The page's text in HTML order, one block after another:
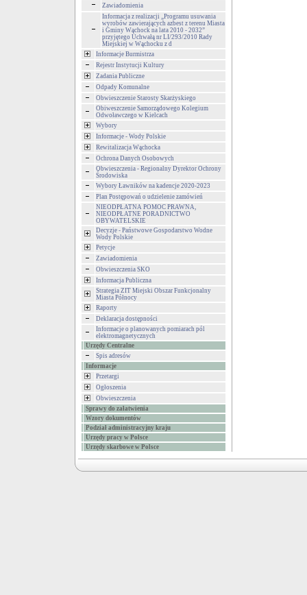
Zawiadomienia
Informacja z realizacji „Programu usuwania
wyrobów zawierających azbest z terenu Miasta
i Gminy Wąchock na lata 2010 - 2032”
przyjętego Uchwałą nr LI/293/2010 Rady
Miejskiej w Wąchocku z d
Informacje Burmistrza
Rejestr Instytucji Kultury
Zadania Publiczne
Odpady Komunalne
Obwieszczenie Starosty Skarżyskiego
Obiweszczenie Samorządowego Kolegium
Odwoławczego w Kielcach
Wybory
Informacje - Wody Polskie
Rewitalizacja Wąchocka
Ochrona Danych Osobowych
Obwieszczenia - Regionalny Dyrektor Ochrony
Środowiska
Wybory Ławników na kadencje 2020-2023
Plan Postępowań o udzielenie zamówień
NIEODPŁATNA POMOC PRAWNA,
NIEODPŁATNE PORADNICTWO
OBYWATELSKIE
Decyzje - Państwowe Gospodarstwo Wodne
Wody Polskie
Petycje
Zawiadomienia
Obwieszczenia SKO
Informacja Publiczna
Strategia ZIT Miejski Obszar Funkcjonalny
Miasta Północy
Raporty
Deklaracja dostępności
Informacje o planowanych pomiarach pól
elektromagnetycznych
Urzędy Centralne
Spis adresów
Informacje
Przetargi
Ogłoszenia
Obwieszczenia
Sprawy do załatwienia
Wzory dokumentów
Podział administracyjny kraju
Urzędy pracy w Polsce
Urzędy skarbowe w Polsce